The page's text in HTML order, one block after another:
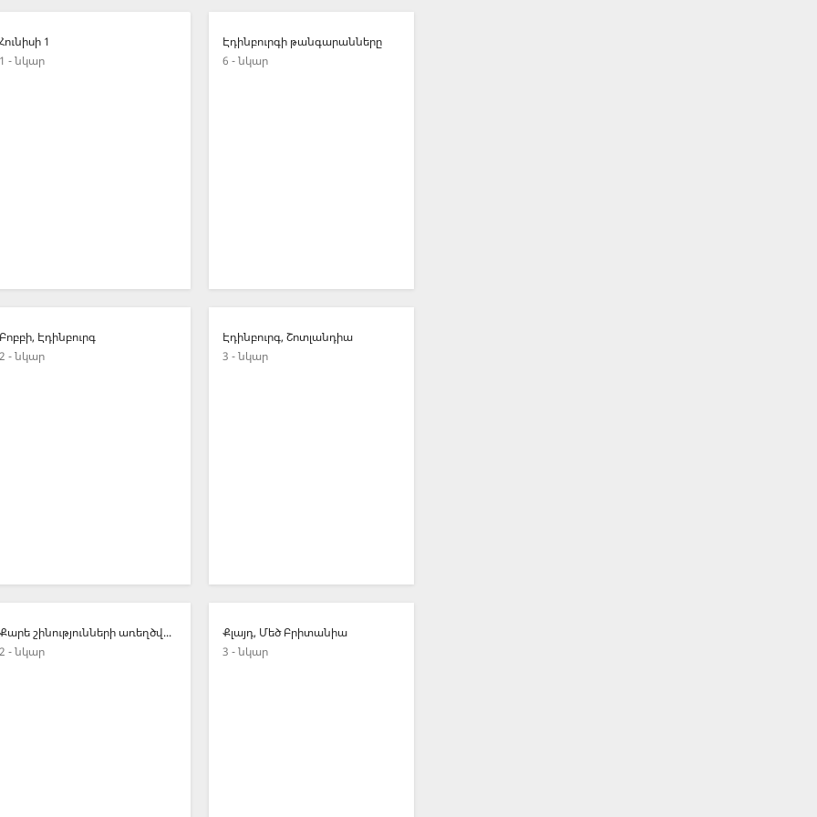
Հունիսի 1
1 - նկար
Էդինբուրգի թանգարանները
6 - նկար
Բոբբի, Էդինբուրգ
2 - նկար
Էդինբուրգ, Շոտլանդիա
3 - նկար
Քարե շինությունների առեղծվածը
2 - նկար
Քլայդ, Մեծ Բրիտանիա
3 - նկար